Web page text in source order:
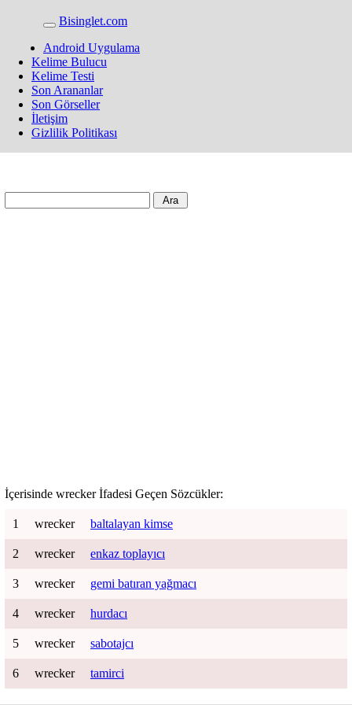
Bisinglet.com
Android Uygulama
Kelime Bulucu
Kelime Testi
Son Arananlar
Son Görseller
İletişim
Gizlilik Politikası
İçerisinde wrecker İfadesi Geçen Sözcükler:
1 wrecker baltalayan kimse
2 wrecker enkaz toplayıcı
3 wrecker gemi batıran yağmacı
4 wrecker hurdacı
5 wrecker sabotajcı
6 wrecker tamirci